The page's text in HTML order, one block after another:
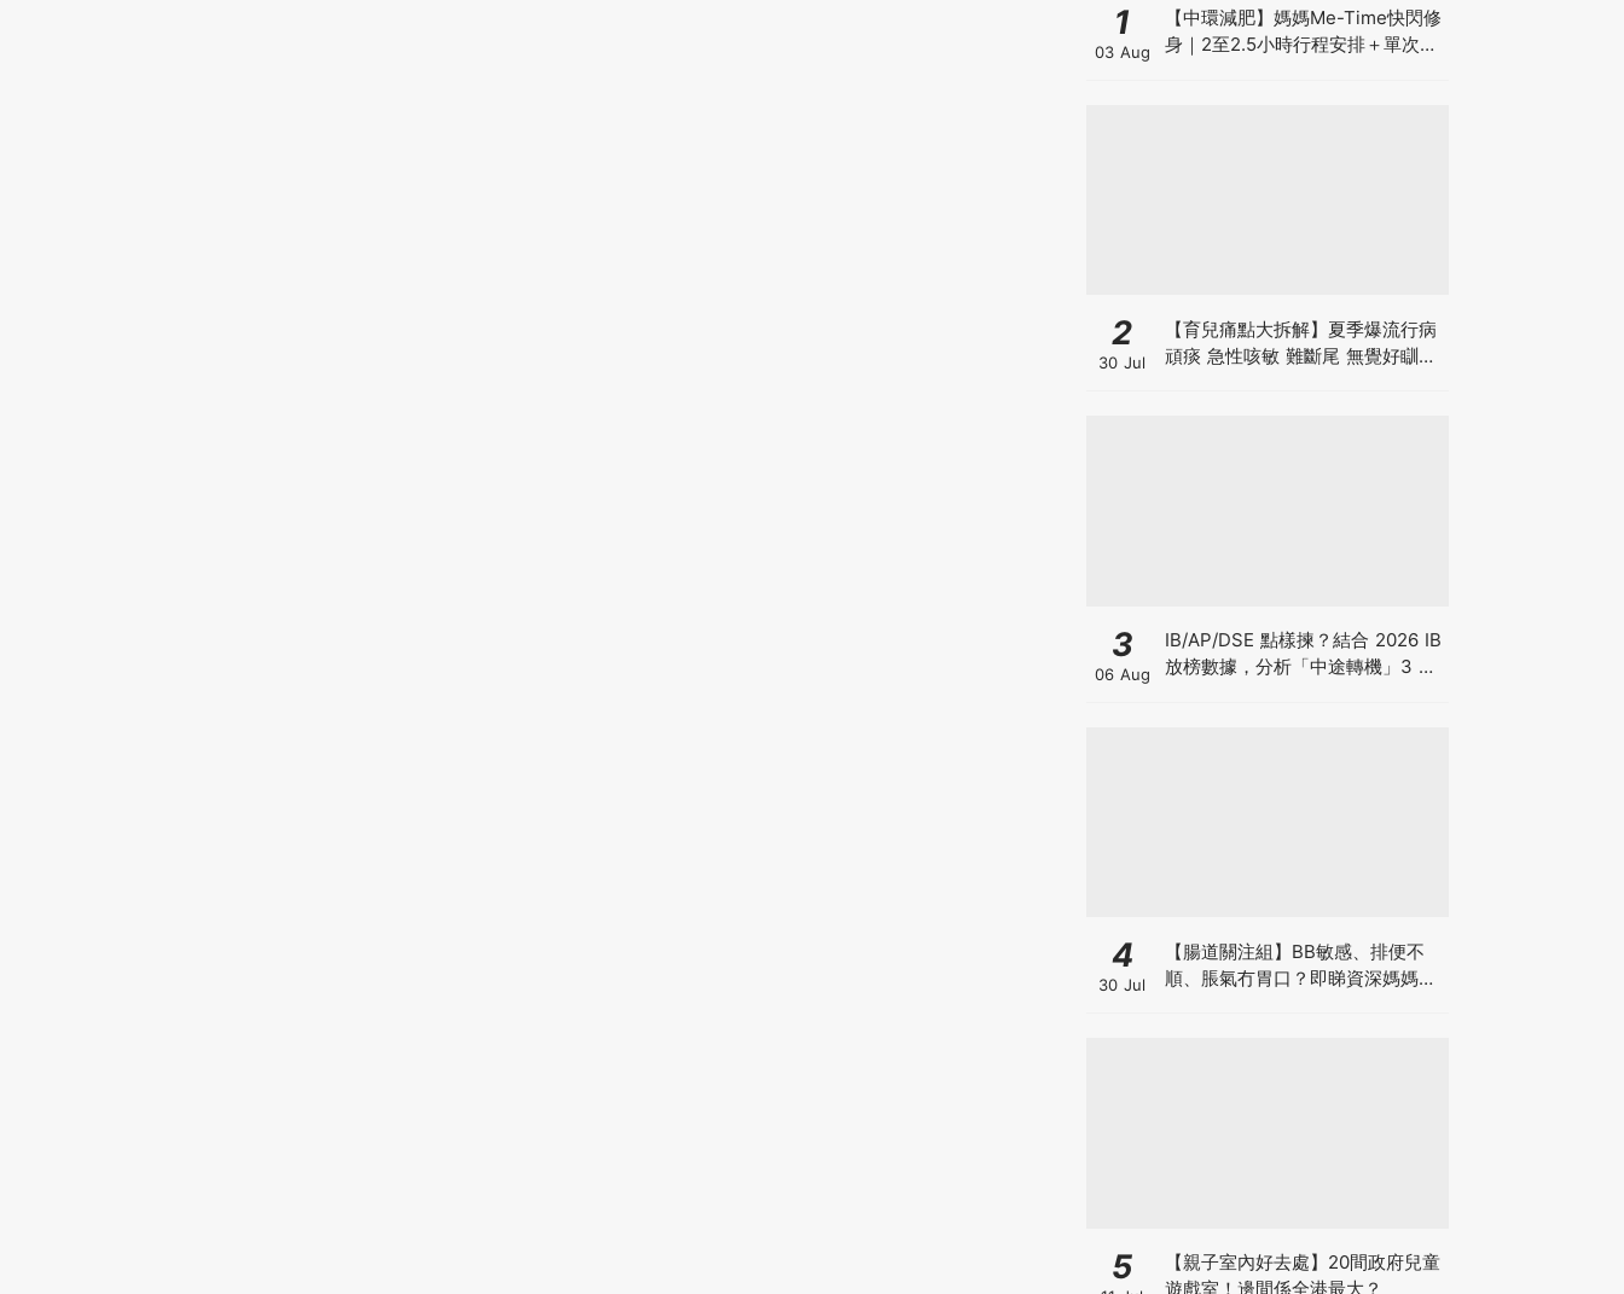
1
03 Aug
【中環減肥】媽媽Me-Time快閃修
身｜2至2.5小時行程安排＋單次收
2
30 Jul
【育兒痛點大拆解】夏季爆流行病
頑痰 急性咳敏 難斷尾 無覺好瞓？
3
06 Aug
IB/AP/DSE 點樣揀？結合 2026 IB
放榜數據，分析「中途轉機」3 大
4
30 Jul
【腸道關注組】BB敏感、排便不
順、脹氣冇胃口？即睇資深媽媽分
5
【親子室內好去處】20間政府兒童
遊戲室！邊間係全港最大？